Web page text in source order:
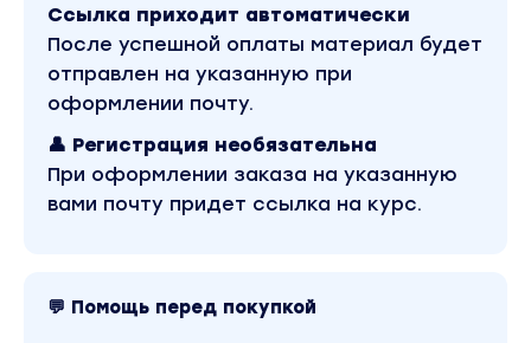
Инвестор​
ищете более перспективные направления с целью
умножения капиталла
Работаете в найме​
ищете другое направление или подработку,
которая обеспечит свободную жизнь
Пакет - VIP включает:
Learn to Earn (L2E) - учись и зарабатывай
5 модулей про создание источников дохода
Ссылка приходит автоматически
После успешной оплаты материал будет
отправлен на указанную при
оформлении почту.
👤 Регистрация необязательна
При оформлении заказа на указанную
вами почту придет ссылка на курс.
💬 Помощь перед покупкой